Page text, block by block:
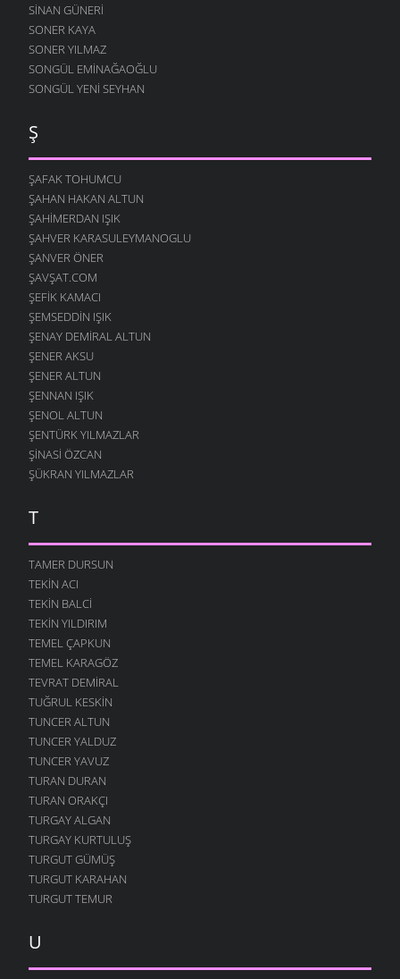
SINAN GÜNERI
SONER KAYA
SONER YILMAZ
SONGÜL EMINAĞAOĞLU
SONGÜL YENI SEYHAN
Ş
ŞAFAK TOHUMCU
ŞAHAN HAKAN ALTUN
ŞAHIMERDAN IŞIK
ŞAHVER KARASULEYMANOGLU
ŞANVER ÖNER
ŞAVŞAT.COM
ŞEFIK KAMACI
ŞEMSEDDIN IŞIK
ŞENAY DEMIRAL ALTUN
ŞENER AKSU
ŞENER ALTUN
ŞENNAN IŞIK
ŞENOL ALTUN
ŞENTÜRK YILMAZLAR
ŞINASI ÖZCAN
ŞÜKRAN YILMAZLAR
T
TAMER DURSUN
TEKIN ACI
TEKIN BALCI
TEKIN YILDIRIM
TEMEL ÇAPKUN
TEMEL KARAGÖZ
TEVRAT DEMIRAL
TUĞRUL KESKIN
TUNCER ALTUN
TUNCER YALDUZ
TUNCER YAVUZ
TURAN DURAN
TURAN ORAKÇI
TURGAY ALGAN
TURGAY KURTULUŞ
TURGUT GÜMÜŞ
TURGUT KARAHAN
TURGUT TEMUR
U